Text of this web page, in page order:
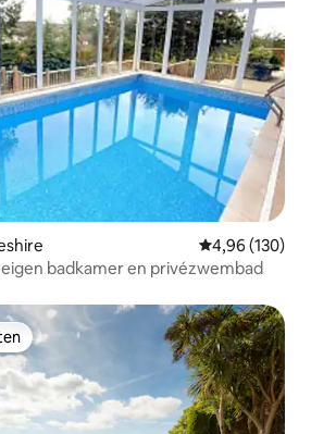
Gemiddelde
4,96 (130)
badkamer en privézwembad